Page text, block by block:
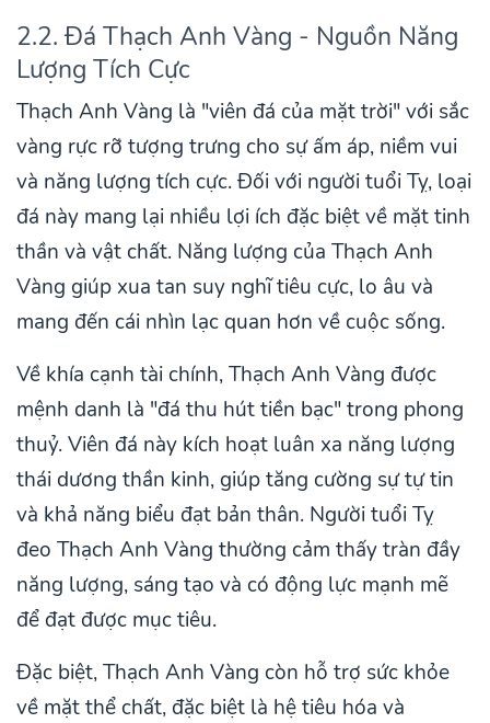
2.2. Đá Thạch Anh Vàng - Nguồn Năng
Lượng Tích Cực
Thạch Anh Vàng là "viên đá của mặt trời" với sắc
vàng rực rỡ tượng trưng cho sự ấm áp, niềm vui
và năng lượng tích cực. Đối với người tuổi Tỵ, loại
đá này mang lại nhiều lợi ích đặc biệt về mặt tinh
thần và vật chất. Năng lượng của Thạch Anh
Vàng giúp xua tan suy nghĩ tiêu cực, lo âu và
mang đến cái nhìn lạc quan hơn về cuộc sống.
Về khía cạnh tài chính, Thạch Anh Vàng được
mệnh danh là "đá thu hút tiền bạc" trong phong
thuỷ. Viên đá này kích hoạt luân xa năng lượng
thái dương thần kinh, giúp tăng cường sự tự tin
và khả năng biểu đạt bản thân. Người tuổi Tỵ
đeo Thạch Anh Vàng thường cảm thấy tràn đầy
năng lượng, sáng tạo và có động lực mạnh mẽ
để đạt được mục tiêu.
Đặc biệt, Thạch Anh Vàng còn hỗ trợ sức khỏe
về mặt thể chất, đặc biệt là hệ tiêu hóa và